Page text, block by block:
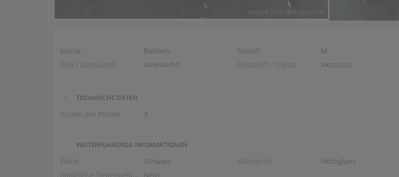
Marke Baldwin Modell
M
Neu / Gebraucht
Gebraucht Akustisch / Digital Akustisch
TECHNISCHE DATEN
Anzahl der Pedale 3
WEITERFÜHRENDE INFORMATIONEN
Farbe Schwarz Glanzgrad
Hochglanz
Nein